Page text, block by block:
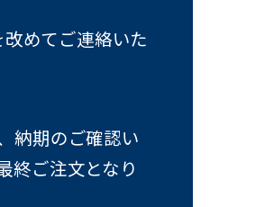
めてご連絡いた
納期のご確認い
終ご注文となり